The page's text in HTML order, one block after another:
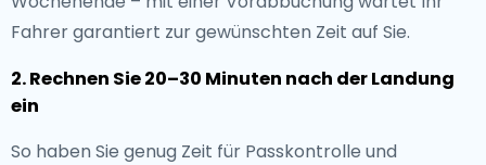
Fahrer garantiert zur gewünschten Zeit auf Sie.
2. Rechnen Sie 20–30 Minuten nach der Landung
ein
So haben Sie genug Zeit für Passkontrolle und